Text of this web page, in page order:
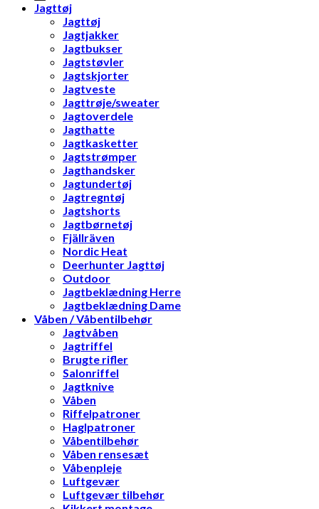
Jagttøj
Jagttøj
Jagtjakker
Jagtbukser
Jagtstøvler
Jagtskjorter
Jagtveste
Jagttrøje/sweater
Jagtoverdele
Jagthatte
Jagtkasketter
Jagtstrømper
Jagthandsker
Jagtundertøj
Jagtregntøj
Jagtshorts
Jagtbørnetøj
Fjällräven
Nordic Heat
Deerhunter Jagttøj
Outdoor
Jagtbeklædning Herre
Jagtbeklædning Dame
Våben / Våbentilbehør
Jagtvåben
Jagtriffel
Brugte rifler
Salonriffel
Jagtknive
Våben
Riffelpatroner
Haglpatroner
Våbentilbehør
Våben rensesæt
Våbenpleje
Luftgevær
Luftgevær tilbehør